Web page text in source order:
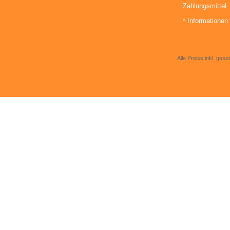
Zahlungsmittel
* Informationen
Alle Preise inkl.